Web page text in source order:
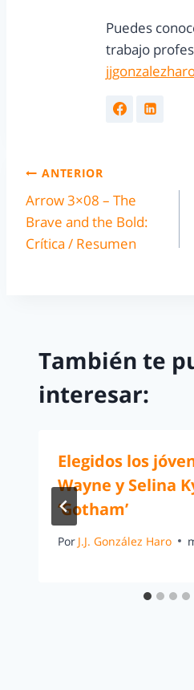
Puedes
trabajo
ANTERIOR
Arrow 3×08 – The
Brave and the Bold:
Crítica / Resumen
También te
interesar:
Elegidos los
Wayne y Selina
‘Gotham’
Por J.J. González Haro